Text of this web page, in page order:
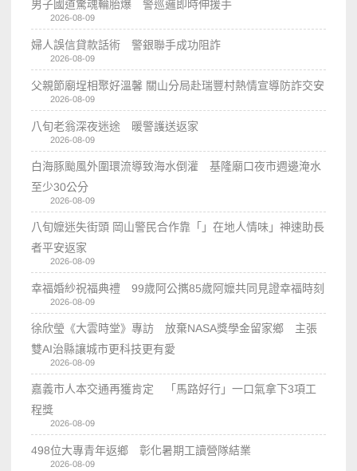
男子國道驚魂輪胎爆 警巡邏即時伸援手
2026-08-09
婦人誤信貸款話術 警銀聯手成功阻詐
2026-08-09
父親節廟埕相聚好溫馨 關山分局赴瑞豐村熱情宣導防詐交安
2026-08-09
八旬老翁深夜迷途 暖警護送返家
2026-08-09
白海豚颱風外圍環流導致海水倒灌 基隆廟口夜市週邊淹水
至少30公分
2026-08-09
八旬嬤迷失街頭 岡山警民合作靠「」在地人情味」神速助長
者平安返家
2026-08-09
幸福婚紗祝福典禮 99歲阿公𢹂85歲阿嬤共同見證幸福時刻
2026-08-09
徐欣瑩《大雲時堂》專訪 放棄NASA獎學金留家鄉 主張
雙AI治縣讓城市更科技更有愛
2026-08-09
嘉義市人本交通再獲肯定 「馬路好行」一口氣拿下3項工
程獎
2026-08-09
498位大專青年返鄉 彰化暑期工讀營隊結業
2026-08-09